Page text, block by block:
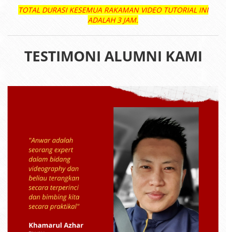
TOTAL DURASI KESEMUA RAKAMAN VIDEO TUTORIAL INI
ADALAH 3 JAM.
TESTIMONI ALUMNI KAMI